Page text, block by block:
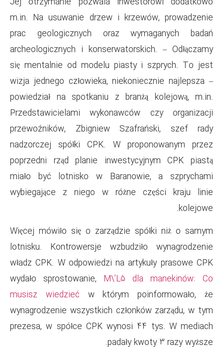
m.in. Na usuwanie drzew i
prac geologicznych oraz
archeologicznych i
się mentalnie od modelu
wizja jednego człowieka,
powiedział na spotkaniu z
Przedstawicielami
przewoźników, Zbigniew
nadzorczej spółki CPK. W
poprzedni rząd planie
miało być lotnisko w
wybiegające z niego w
Więcej mówiło się o
lotnisku. Kontrowersje
władz CPK. W odpowiedzi na
wydało sprostowanie,
musisz wiedziećw którym
wynagrodzenie wszystkich
prezesa, w spółce CPK